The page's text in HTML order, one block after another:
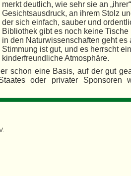
merkt deutlich, wie sehr sie an
Gesichtsausdruck, an ihrem Stolz
der sich einfach, sauber und
Bibliothek gibt es noch keine
in den Naturwissenschaften geht es
Stimmung ist gut, und es herrscht
kinderfreundliche Atmosphäre.
schon eine Basis, auf der gut
oder privater Sponsoren